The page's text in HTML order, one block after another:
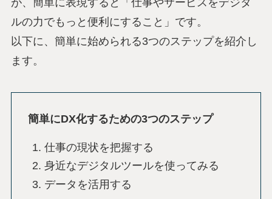
ルの力でもっと便利にすること」です。
以下に、簡単に始められる3つのステップを紹介し
ます。
簡単にDX化するための3つのステップ
仕事の現状を把握する
身近なデジタルツールを使ってみる
データを活用する